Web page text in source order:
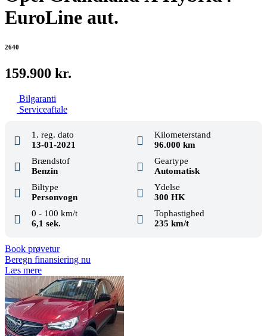
EuroLine aut.
2640
159.900 kr.
Bilgaranti
Serviceaftale
1. reg. dato
13-01-2021
Kilometerstand
96.000 km
Brændstof
Benzin
Geartype
Automatisk
Biltype
Personvogn
Ydelse
300 HK
0 - 100 km/t
6,1 sek.
Tophastighed
235 km/t
Book prøvetur
Beregn finansiering nu
Læs mere